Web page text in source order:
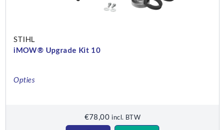
STIHL
iMOW® Upgrade Kit 10
Opties
€78,00 incl. BTW